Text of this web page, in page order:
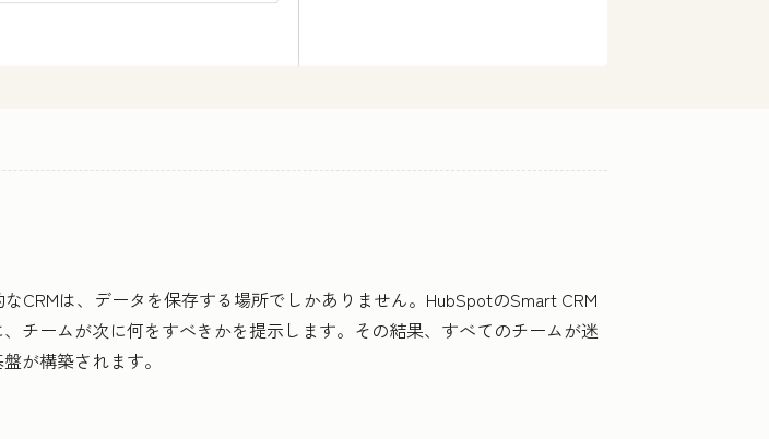
CRMは、データを保存する場所でしかありません。HubSpotのSmart CRM
チームが次に何をすべきかを提示します。その結果、すべてのチームが迷
が構築されます。